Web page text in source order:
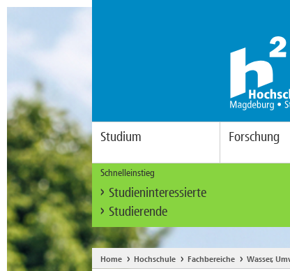
Studium Forschung
Schnelleinstieg
Studieninteressierte
Studierende
Home Hochschule Fachbereiche Wasser,